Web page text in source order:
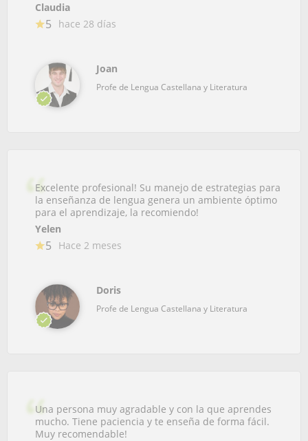
Claudia
5 hace 28 días
Joan
Profe de Lengua Castellana y Literatura
Excelente profesional! Su manejo de estrategias para
la enseñanza de lengua genera un ambiente óptimo
para el aprendizaje, la recomiendo!
Yelen
5 Hace 2 meses
Doris
Profe de Lengua Castellana y Literatura
Una persona muy agradable y con la que aprendes
mucho. Tiene paciencia y te enseña de forma fácil.
Muy recomendable!